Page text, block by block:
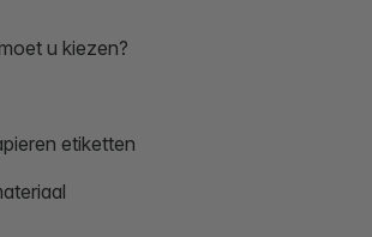
u kiezen?
etiketten